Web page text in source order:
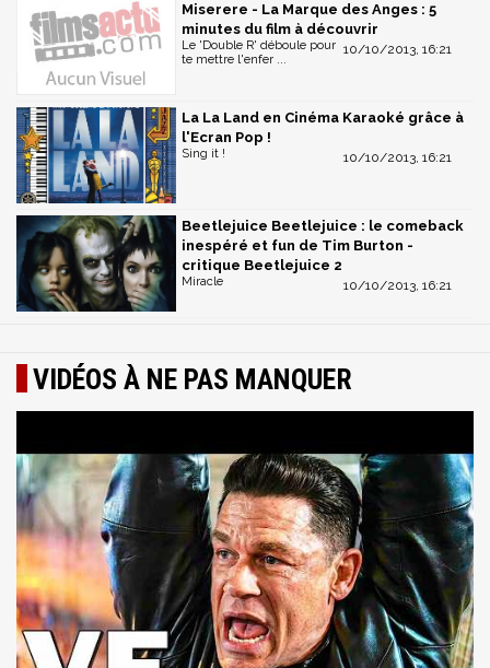
Miserere - La Marque des Anges : 5
minutes du film à découvrir
10/10/2013, 16:21
Le 'Double R' déboule pour
te mettre l'enfer ...
La La Land en Cinéma Karaoké grâce à
l'Ecran Pop !
10/10/2013, 16:21
Sing it !
Beetlejuice Beetlejuice : le comeback
inespéré et fun de Tim Burton -
critique Beetlejuice 2
10/10/2013, 16:21
Miracle
VIDÉOS À NE PAS MANQUER